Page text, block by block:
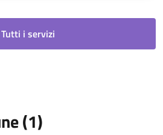
Tutti i servizi
(1)